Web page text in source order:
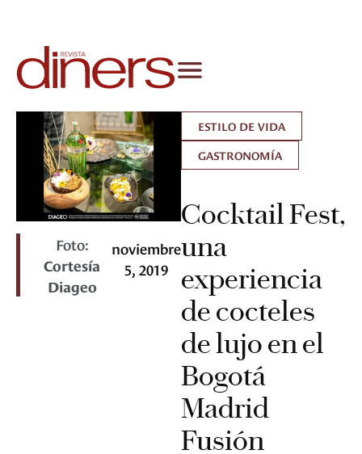
Foto:
Cortesía
Diageo
noviembre
5, 2019
ESTILO DE VIDA
GASTRONOMÍA
Cocktail Fest,
una
experiencia
de cocteles
de lujo en el
Bogotá
Madrid
Fusión